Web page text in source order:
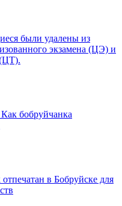
были удалены из
экзамена (ЦЭ) и
(ЦТ).
бобруйчанка
в Бобруйске для